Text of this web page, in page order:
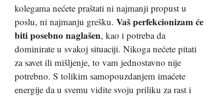
kolegama nećete praštati ni najmanji propust u
poslu, ni najmanju grešku. Vaš perfekcionizam će
biti posebno naglašen, kao i potreba da
dominirate u svakoj situaciji. Nikoga nećete pitati
za savet ili mišljenje, to vam jednostavno nije
potrebno. S tolikim samopouzdanjem imaćete
energije da u svemu vidite svoju priliku za rast i